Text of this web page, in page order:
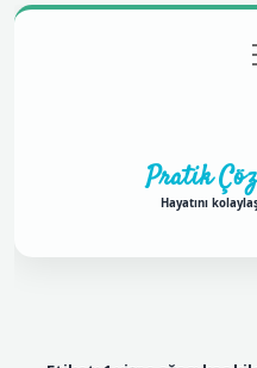
Gizlilik
Pratik
Hayatını